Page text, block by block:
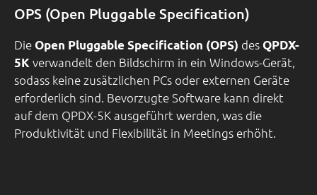
OPS (Open Pluggable Specification)
DieOpen Pluggable Specification (OPS) desQPDX-
5Kverwandelt den Bildschirm in ein Windows-Gerät,
sodass keine zusätzlichen PCs oder externen Geräte
erforderlich sind. Bevorzugte Software kann direkt
auf dem QPDX-5K ausgeführt werden, was die
Produktivität und Flexibilität in Meetings erhöht.